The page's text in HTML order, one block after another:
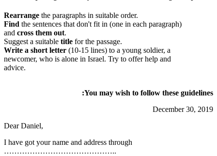
Rearrange the paragraphs in suitable order.
Find the sentences that don't fit in (one in each paragraph)
and cross them out.
Suggest a suitable title for the passage.
Write a short letter (10-15 lines) to a young soldier, a
newcomer, who is alone in Israel. Try to offer help and
advice.
You may wish to follow these guidelines:
December 30, 2019
Dear Daniel,
I have got your name and address through
……………………………………..